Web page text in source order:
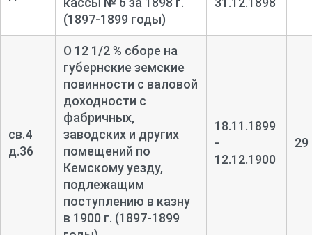
(1897-1899 годы)
св.4
д.36
О 12 1/2 % сборе на
губернские земские
повинности с валовой
доходности с
фабричных,
заводских и других
помещений по
Кемскому уезду,
подлежащим
поступлению в казну
в 1900 г. (1897-1899
18.11.1899
-
12.12.1900
29